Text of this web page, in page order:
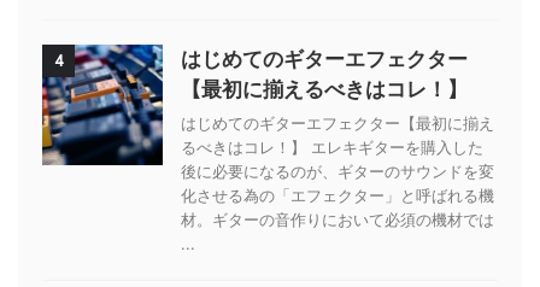
4
はじめてのギターエフェクター
【最初に揃えるべきはコレ！】
はじめてのギターエフェクター【最初に揃え
るべきはコレ！】 エレキギターを購入した
後に必要になるのが、ギターのサウンドを変
化させる為の「エフェクター」と呼ばれる機
材。ギターの音作りにおいて必須の機材では
...